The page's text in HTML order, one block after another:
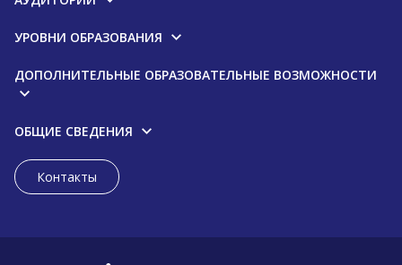
УРОВНИ ОБРАЗОВАНИЯ
ДОПОЛНИТЕЛЬНЫЕ ОБРАЗОВАТЕЛЬНЫЕ ВОЗМОЖНОСТИ
ОБЩИЕ СВЕДЕНИЯ
Контакты